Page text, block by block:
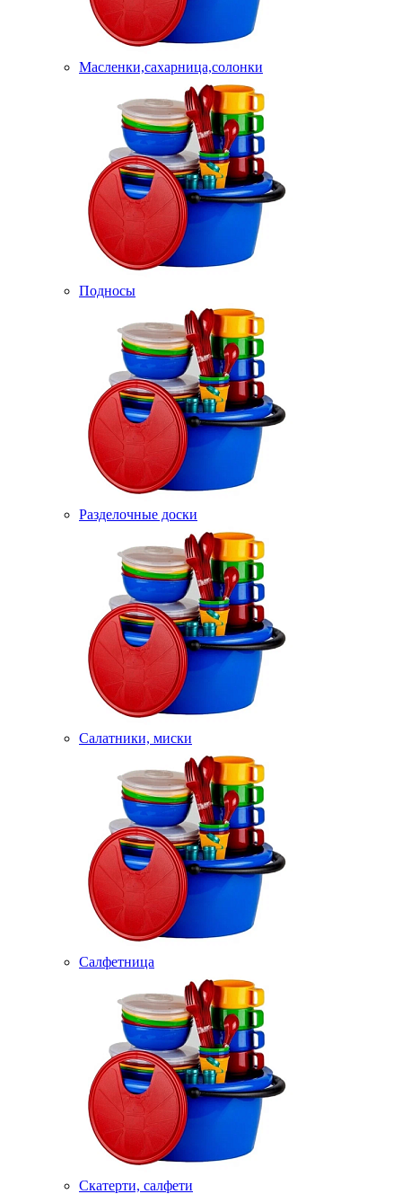
Масленки,сахарница,солонки
Подносы
Разделочные доски
Салатники, миски
Салфетница
Скатерти, салфети